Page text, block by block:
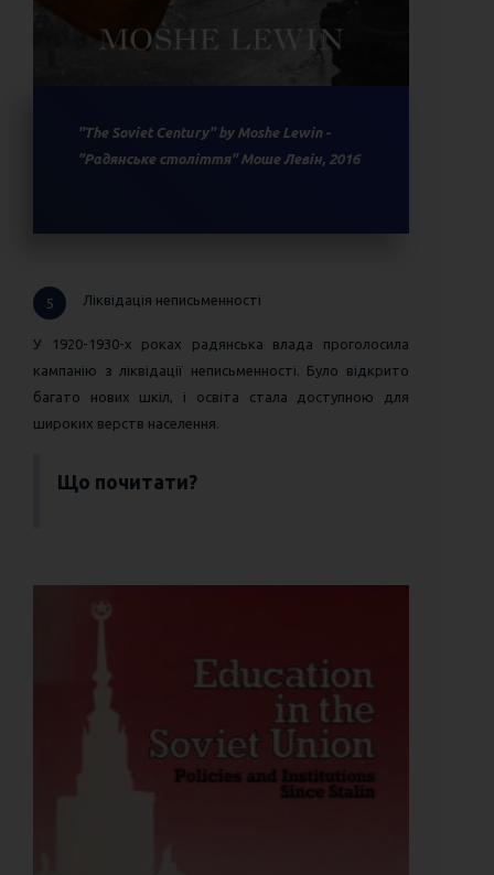
"The Soviet Century" by Moshe Lewin -
"Радянське століття" Моше Левін, 2016
5 Ліквідація неписьменності
У 1920-1930-х роках радянська влада проголосила
кампанію з ліквідації неписьменності. Було відкрито
багато нових шкіл, і освіта стала доступною для
широких верств населення.
Що почитати?